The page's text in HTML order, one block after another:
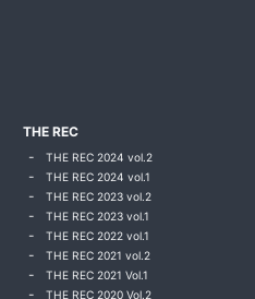
THE REC
THE REC 2024 vol.2
THE REC 2024 vol.1
THE REC 2023 vol.2
THE REC 2023 vol.1
THE REC 2022 vol.1
THE REC 2021 vol.2
THE REC 2021 Vol.1
THE REC 2020 Vol.2